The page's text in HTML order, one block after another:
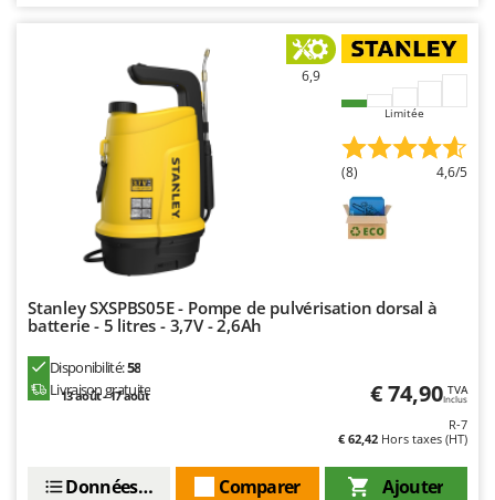
6,9
Limitée
(8) 4,6/5
Stanley SXSPBS05E - Pompe de pulvérisation dorsal à
batterie - 5 litres - 3,7V - 2,6Ah
Disponibilité:58
Livraison gratuite
13 août - 17 août € 74,90 TVA
Inclus
R-7
€ 62,42 Hors taxes (HT)
Ajouter
Comparer
Données techniques